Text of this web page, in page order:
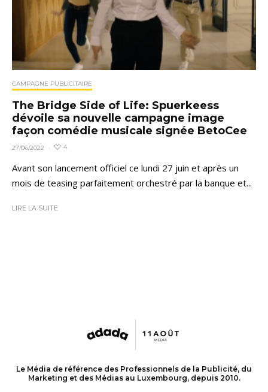
CAMPAGNE PUBLICITAIRE
The Bridge Side of Life: Spuerkeess
dévoile sa nouvelle campagne image
façon comédie musicale signée BetoCee
27/06/2022 · 4
Avant son lancement officiel ce lundi 27 juin et après un
mois de teasing parfaitement orchestré par la banque et...
LIRE LA SUITE
Le Média de référence des Professionnels de la Publicité, du
Marketing et des Médias au Luxembourg, depuis 2010.